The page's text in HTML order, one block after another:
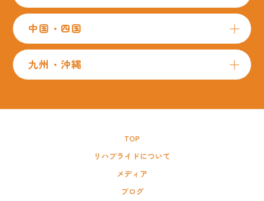
中国・四国
九州・沖縄
TOP
リハプライドについて
メディア
ブログ